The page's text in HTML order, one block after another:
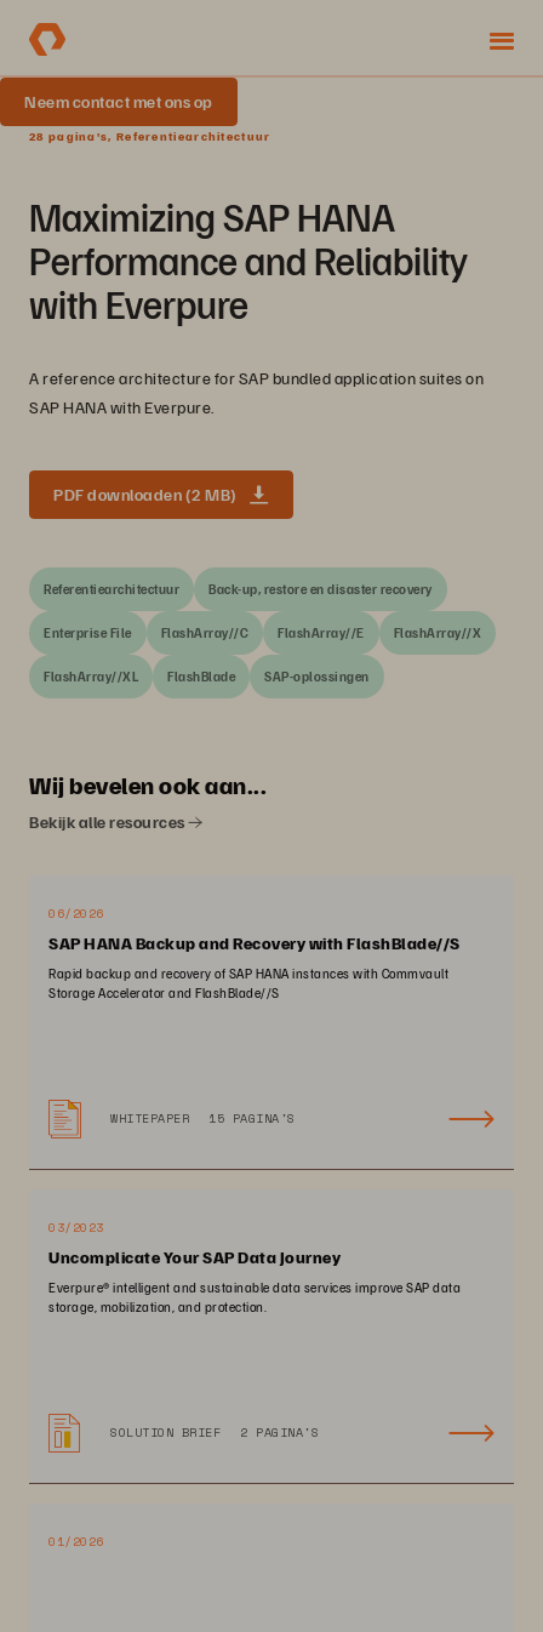
Neem contact met ons op
28 pagina's, Referentiearchitectuur
Maximizing SAP HANA
Performance and Reliability
with Everpure
A reference architecture for SAP bundled application suites on
SAP HANA with Everpure.
PDF downloaden (2 MB)
Referentiearchitectuur Back-up, restore en disaster recovery
Enterprise File FlashArray//C FlashArray//E FlashArray//X
FlashArray//XL FlashBlade SAP-oplossingen
Wij bevelen ook aan...
Bekijk alle resources
06/2026
SAP HANA Backup and Recovery with FlashBlade//S
Rapid backup and recovery of SAP HANA instances with Commvault
Storage Accelerator and FlashBlade//S
WHITEPAPER 15 PAGINA'S
03/2023
Uncomplicate Your SAP Data Journey
Everpure® intelligent and sustainable data services improve SAP data
storage, mobilization, and protection.
SOLUTION BRIEF 2 PAGINA'S
01/2026